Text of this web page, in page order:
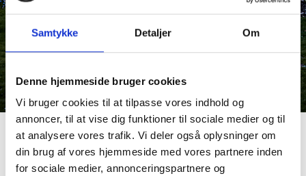
Samtykke Detaljer Om
Denne hjemmeside bruger cookies
Vi bruger cookies til at tilpasse vores indhold og
annoncer, til at vise dig funktioner til sociale medier og til
at analysere vores trafik. Vi deler også oplysninger om
din brug af vores hjemmeside med vores partnere inden
for sociale medier, annonceringspartnere og
Forretter